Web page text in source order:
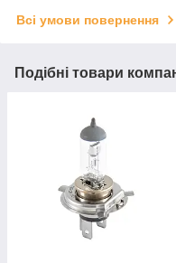
Всі умови повернення
Подібні товари